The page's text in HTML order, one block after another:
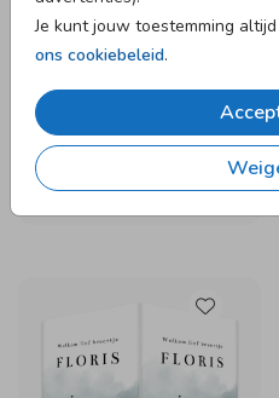
Je kunt jouw toestemming
ons cookiebeleid.